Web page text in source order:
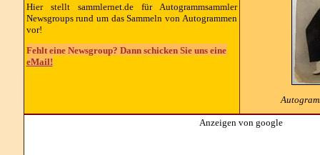
Hier stellt sammlernet.de für Autogrammsammler
Newsgroups rund um das Sammeln von Autogrammen
vor!
Fehlt eine Newsgroup? Dann schicken Sie uns eine
eMail!
Anzeigen von google